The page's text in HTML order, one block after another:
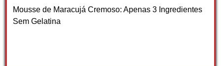
Mousse de Maracujá Cremoso: Apenas 3 Ingredientes
Sem Gelatina